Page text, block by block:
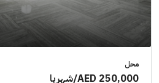
محل
AED 250,000/شهريا